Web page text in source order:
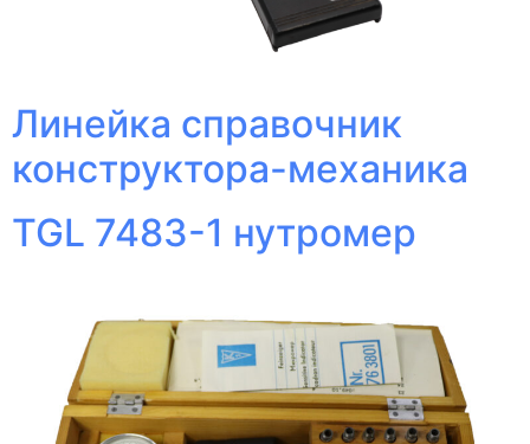
Линейка справочник
конструктора-механика
TGL 7483-1 нутромер